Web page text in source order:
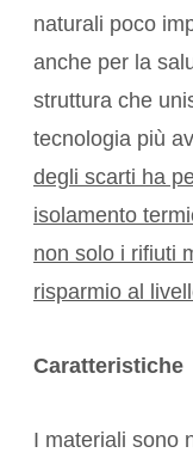
naturali poco
anche per la
struttura che
tecnologia più
degli scarti ha
isolamento
non solo i rifiuti
risparmio al
Caratteristiche
I materiali sono